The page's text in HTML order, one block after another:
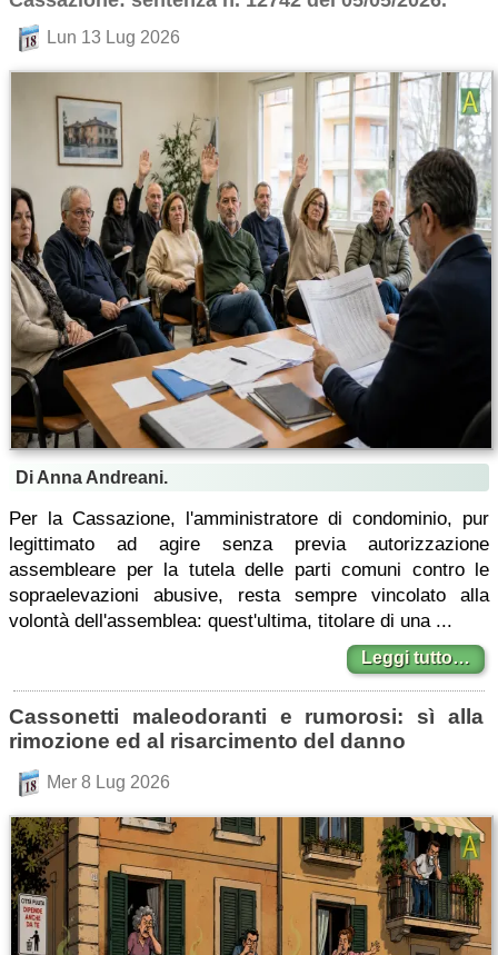
Lun 13 Lug 2026
Di Anna Andreani.
Per la Cassazione, l'amministratore di condominio, pur
legittimato ad agire senza previa autorizzazione
assembleare per la tutela delle parti comuni contro le
sopraelevazioni abusive, resta sempre vincolato alla
volontà dell'assemblea: quest'ultima, titolare di una ...
Leggi tutto…
Cassonetti maleodoranti e rumorosi: sì alla
rimozione ed al risarcimento del danno
Mer 8 Lug 2026